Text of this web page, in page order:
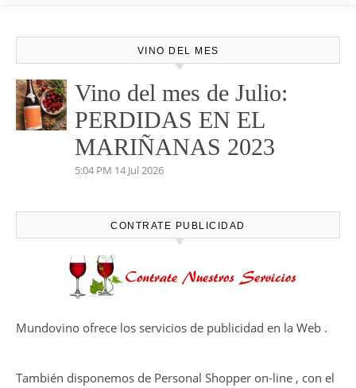
VINO DEL MES
Vino del mes de Julio:
PERDIDAS EN EL
MARIÑANAS 2023
5:04 PM 14 Jul 2026
CONTRATE PUBLICIDAD
Mundovino ofrece los servicios de publicidad en la Web .
También disponemos de Personal Shopper on-line , con el